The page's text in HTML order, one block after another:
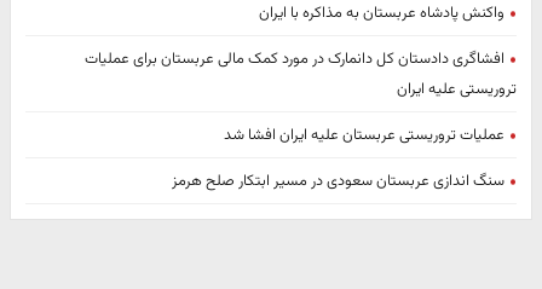
واکنش پادشاه عربستان به مذاکره با ایران
افشاگری دادستان کل دانمارک در مورد کمک مالی عربستان برای عملیات
تروریستی علیه ایران
عملیات تروریستی عربستان علیه ایران افشا شد
سنگ اندازی عربستان سعودی در مسیر ابتکار صلح هرمز